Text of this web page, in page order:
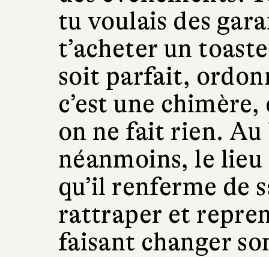
tu voulais des
t’acheter un
soit parfait,
c’est une
on ne fait rien. Au
néanmoins, le lieu
qu’il renferme de
rattraper et
faisant changer